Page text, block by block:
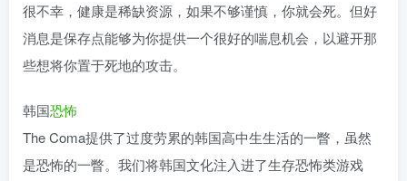
很不幸，健康是稀缺资源，如果不够谨慎，你就会死。但好
消息是保存点能够为你提供一个很好的喘息机会，以避开那
些想将你置于死地的攻击。
韩国恐怖
The Coma提供了过度劳累的韩国高中生生活的一瞥，虽然
是恐怖的一瞥。我们将韩国文化注入进了生存恐怖类游戏